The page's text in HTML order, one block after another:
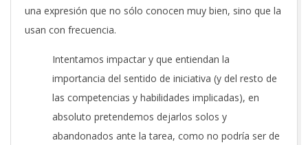
una expresión que no sólo conocen muy bien, sino que la
usan con frecuencia.
Intentamos impactar y que entiendan la
importancia del sentido de iniciativa (y del resto de
las competencias y habilidades implicadas), en
absoluto pretendemos dejarlos solos y
abandonados ante la tarea, como no podría ser de